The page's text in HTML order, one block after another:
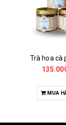
Trà hoa cà
MUA